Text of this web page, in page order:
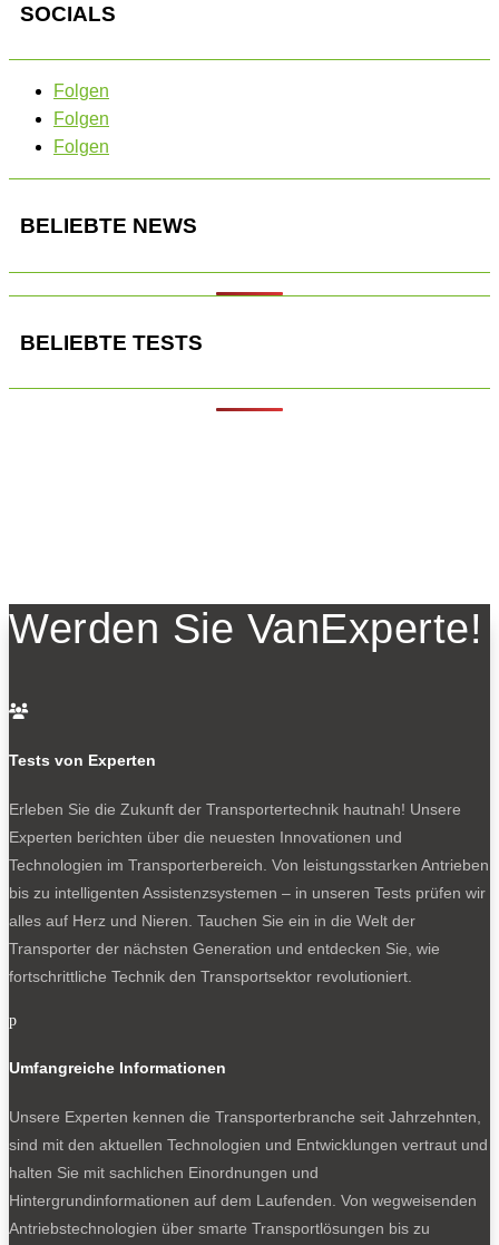
SOCIALS
Folgen
Folgen
Folgen
BELIEBTE NEWS
BELIEBTE TESTS
Werden Sie VanExperte!

Tests von Experten
Erleben Sie die Zukunft der Transportertechnik hautnah! Unsere
Experten berichten über die neuesten Innovationen und
Technologien im Transporterbereich. Von leistungsstarken Antrieben
bis zu intelligenten Assistenzsystemen – in unseren Tests prüfen wir
alles auf Herz und Nieren. Tauchen Sie ein in die Welt der
Transporter der nächsten Generation und entdecken Sie, wie
fortschrittliche Technik den Transportsektor revolutioniert.
p
Umfangreiche Informationen
Unsere Experten kennen die Transporterbranche seit Jahrzehnten,
sind mit den aktuellen Technologien und Entwicklungen vertraut und
halten Sie mit sachlichen Einordnungen und
Hintergrundinformationen auf dem Laufenden. Von wegweisenden
Antriebstechnologien über smarte Transportlösungen bis zu